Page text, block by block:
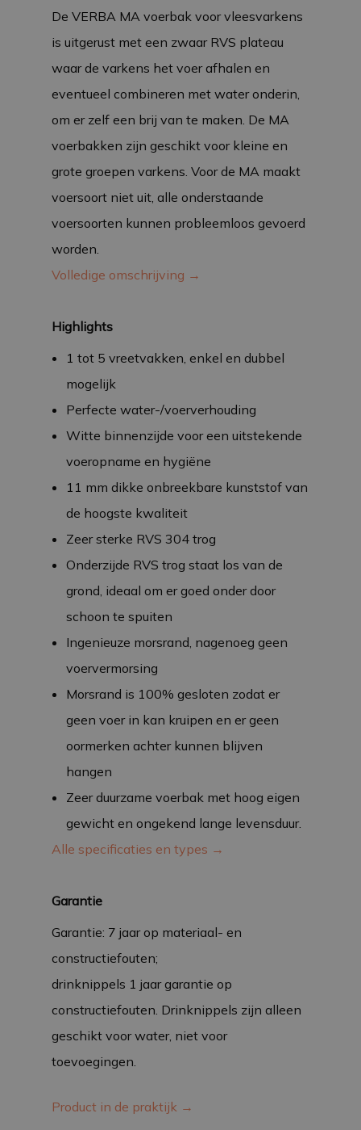
De VERBA MA voerbak voor vleesvarkens
is uitgerust met een zwaar RVS plateau
waar de varkens het voer afhalen en
eventueel combineren met water onderin,
om er zelf een brij van te maken. De MA
voerbakken zijn geschikt voor kleine en
grote groepen varkens. Voor de MA maakt
voersoort niet uit, alle onderstaande
voersoorten kunnen probleemloos gevoerd
worden.
Volledige omschrijving →
Highlights
1 tot 5 vreetvakken, enkel en dubbel
mogelijk
Perfecte water-/voerverhouding
Witte binnenzijde voor een uitstekende
voeropname en hygiëne
11 mm dikke onbreekbare kunststof van
de hoogste kwaliteit
Zeer sterke RVS 304 trog
Onderzijde RVS trog staat los van de
grond, ideaal om er goed onder door
schoon te spuiten
Ingenieuze morsrand, nagenoeg geen
voervermorsing
Morsrand is 100% gesloten zodat er
geen voer in kan kruipen en er geen
oormerken achter kunnen blijven
hangen
Zeer duurzame voerbak met hoog eigen
gewicht en ongekend lange levensduur.
Alle specificaties en types →
Garantie
Garantie: 7 jaar op materiaal- en
constructiefouten;
drinknippels 1 jaar garantie op
constructiefouten. Drinknippels zijn alleen
geschikt voor water, niet voor
toevoegingen.
Product in de praktijk →